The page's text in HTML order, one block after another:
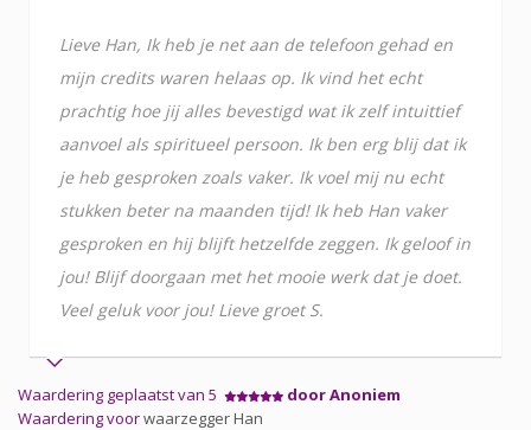
Lieve Han, Ik heb je net aan de telefoon gehad en
mijn credits waren helaas op. Ik vind het echt
prachtig hoe jij alles bevestigd wat ik zelf intuittief
aanvoel als spiritueel persoon. Ik ben erg blij dat ik
je heb gesproken zoals vaker. Ik voel mij nu echt
stukken beter na maanden tijd! Ik heb Han vaker
gesproken en hij blijft hetzelfde zeggen. Ik geloof in
jou! Blijf doorgaan met het mooie werk dat je doet.
Veel geluk voor jou! Lieve groet S.
Waardering geplaatst van 5
door Anoniem
Waardering voorwaarzegger Han